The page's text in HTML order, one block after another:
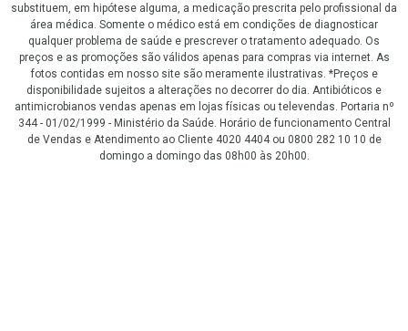
substituem, em hipótese alguma, a medicação prescrita pelo profissional da
área médica. Somente o médico está em condições de diagnosticar
qualquer problema de saúde e prescrever o tratamento adequado. Os
preços e as promoções são válidos apenas para compras via internet. As
fotos contidas em nosso site são meramente ilustrativas. *Preços e
disponibilidade sujeitos a alterações no decorrer do dia. Antibióticos e
antimicrobianos vendas apenas em lojas físicas ou televendas. Portaria nº
344 - 01/02/1999 - Ministério da Saúde. Horário de funcionamento Central
de Vendas e Atendimento ao Cliente 4020 4404 ou 0800 282 10 10 de
domingo a domingo das 08h00 às 20h00.